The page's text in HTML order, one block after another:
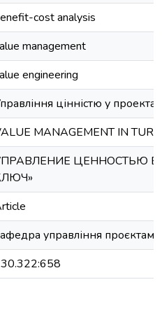
cost analysis
management
engineering
цінністю у
MANAGEMENT IN
ЦЕННОСТЬЮ В
управління проєктами